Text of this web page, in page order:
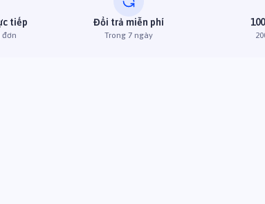
tiếp
đơn
Đổi trả miễn phí
Trong 7 ngày